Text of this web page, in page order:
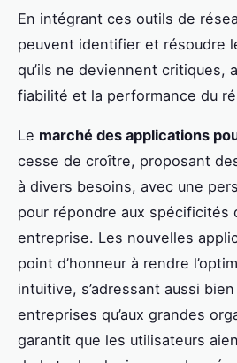
En intégrant ces outils de
peuvent identifier et résoudre
qu’ils ne deviennent critiques,
fiabilité et la performance du
Le marché des applications
cesse de croître, proposant
à divers besoins, avec une
pour répondre aux spécificités
entreprise. Les nouvelles
point d’honneur à rendre
intuitive, s’adressant aussi
entreprises qu’aux grandes
garantit que les utilisateurs